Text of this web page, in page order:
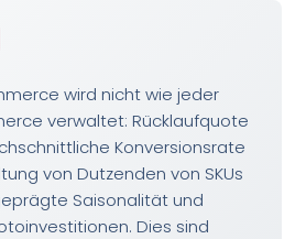
wird nicht wie jeder
verwaltet: Rücklaufquote
Konversionsrate
von Dutzenden von SKUs
Saisonalität und
Dies sind